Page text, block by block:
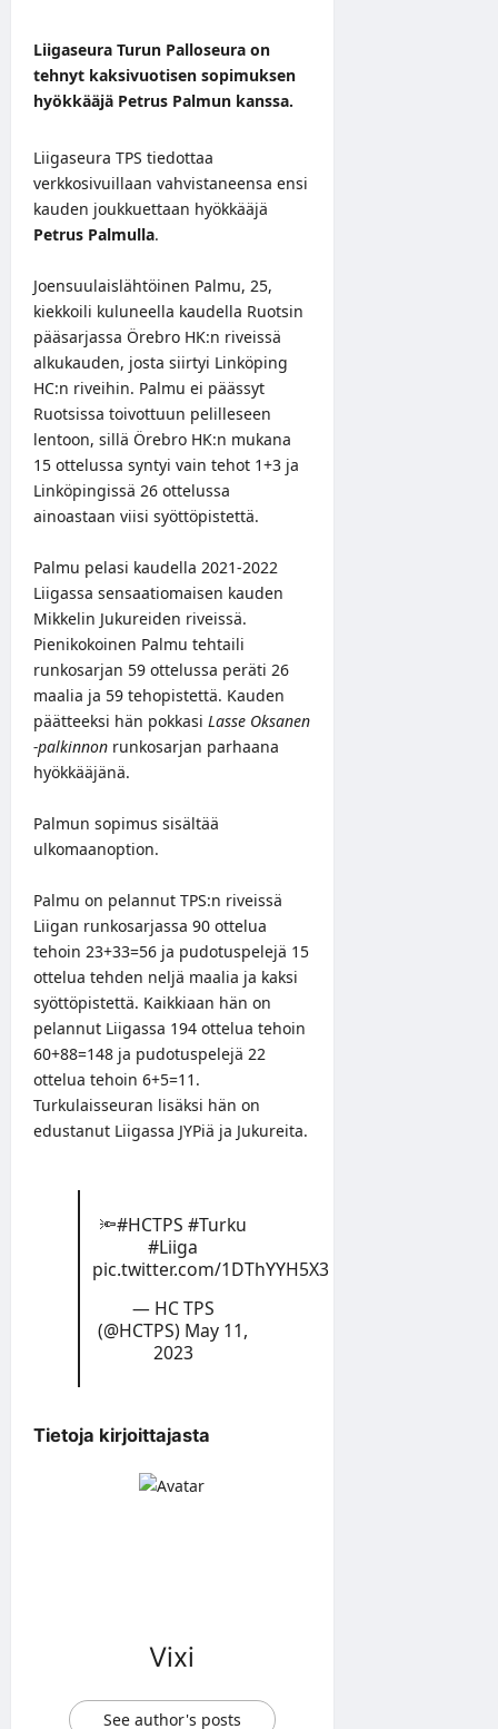
Liigaseura Turun Palloseura on
tehnyt kaksivuotisen sopimuksen
hyökkääjä Petrus Palmun kanssa.
Liigaseura TPS tiedottaa
verkkosivuillaan vahvistaneensa ensi
kauden joukkuettaan hyökkääjä
Petrus Palmulla.
Joensuulaislähtöinen Palmu, 25,
kiekkoili kuluneella kaudella Ruotsin
pääsarjassa Örebro HK:n riveissä
alkukauden, josta siirtyi Linköping
HC:n riveihin. Palmu ei päässyt
Ruotsissa toivottuun pelilleseen
lentoon, sillä Örebro HK:n mukana
15 ottelussa syntyi vain tehot 1+3 ja
Linköpingissä 26 ottelussa
ainoastaan viisi syöttöpistettä.
Palmu pelasi kaudella 2021-2022
Liigassa sensaatiomaisen kauden
Mikkelin Jukureiden riveissä.
Pienikokoinen Palmu tehtaili
runkosarjan 59 ottelussa peräti 26
maalia ja 59 tehopistettä. Kauden
päätteeksi hän pokkasi Lasse Oksanen
-palkinnon runkosarjan parhaana
hyökkääjänä.
Palmun sopimus sisältää
ulkomaanoption.
Palmu on pelannut TPS:n riveissä
Liigan runkosarjassa 90 ottelua
tehoin 23+33=56 ja pudotuspelejä 15
ottelua tehden neljä maalia ja kaksi
syöttöpistettä. Kaikkiaan hän on
pelannut Liigassa 194 ottelua tehoin
60+88=148 ja pudotuspelejä 22
ottelua tehoin 6+5=11.
Turkulaisseuran lisäksi hän on
edustanut Liigassa JYPiä ja Jukureita.
🔦#HCTPS #Turku
#Liiga
pic.twitter.com/1DThYYH5X3
— HC TPS
(@HCTPS) May 11,
2023
Tietoja kirjoittajasta
Vixi
See author's posts